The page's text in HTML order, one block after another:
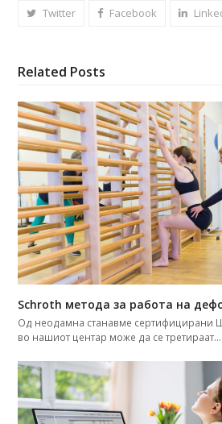
Twitter Facebook
Related Posts
Schroth метода за работа на
Од неодамна станавме сертифицирани
во нашиот центар може да се третираат…